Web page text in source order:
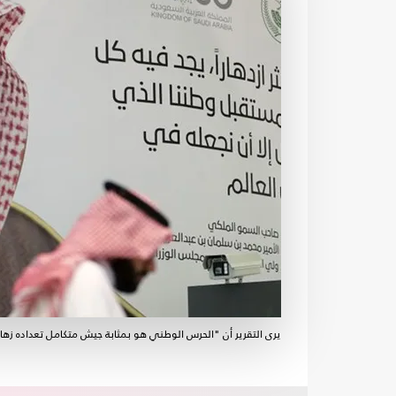
يرى التقرير أن "الحرس الوطني هو بمثابة جيش متكامل تعداده زهاء 110 آلاف مقاتل مدربين ومجهزين بمختلف أنواع الأسلحة-